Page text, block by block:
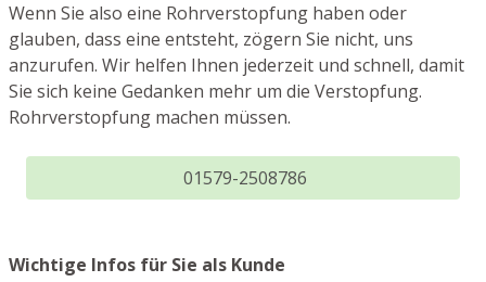
Wenn Sie also eine Rohrverstopfung haben oder
glauben, dass eine entsteht, zögern Sie nicht, uns
anzurufen. Wir helfen Ihnen jederzeit und schnell, damit
Sie sich keine Gedanken mehr um die Verstopfung.
Rohrverstopfung machen müssen.
01579-2508786
Wichtige Infos für Sie als Kunde